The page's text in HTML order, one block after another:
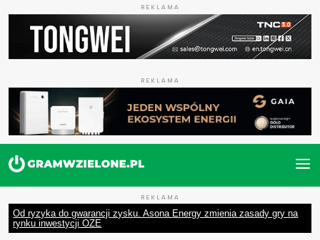
REKLAMA
REKLAMA
REKLAMA
Od ryzyka do gwarancji zysku. Asona Energy zmienia zasady gry na
rynku inwestycji OZE